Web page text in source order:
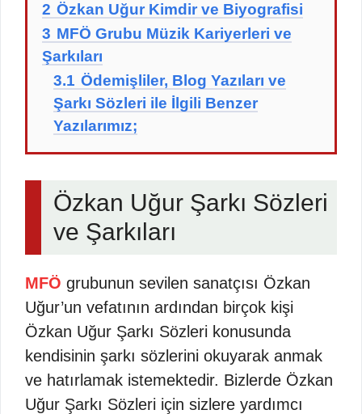
2 Özkan Uğur Kimdir ve Biyografisi
3 MFÖ Grubu Müzik Kariyerleri ve
Şarkıları
3.1 Ödemişliler, Blog Yazıları ve
Şarkı Sözleri ile İlgili Benzer
Yazılarımız;
Özkan Uğur Şarkı Sözleri
ve Şarkıları
MFÖ grubunun sevilen sanatçısı Özkan
Uğur’un vefatının ardından birçok kişi
Özkan Uğur Şarkı Sözleri konusunda
kendisinin şarkı sözlerini okuyarak anmak
ve hatırlamak istemektedir. Bizlerde Özkan
Uğur Şarkı Sözleri için sizlere yardımcı